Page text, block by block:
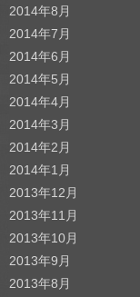
2014年8月
2014年7月
2014年6月
2014年5月
2014年4月
2014年3月
2014年2月
2014年1月
2013年12月
2013年11月
2013年10月
2013年9月
2013年8月